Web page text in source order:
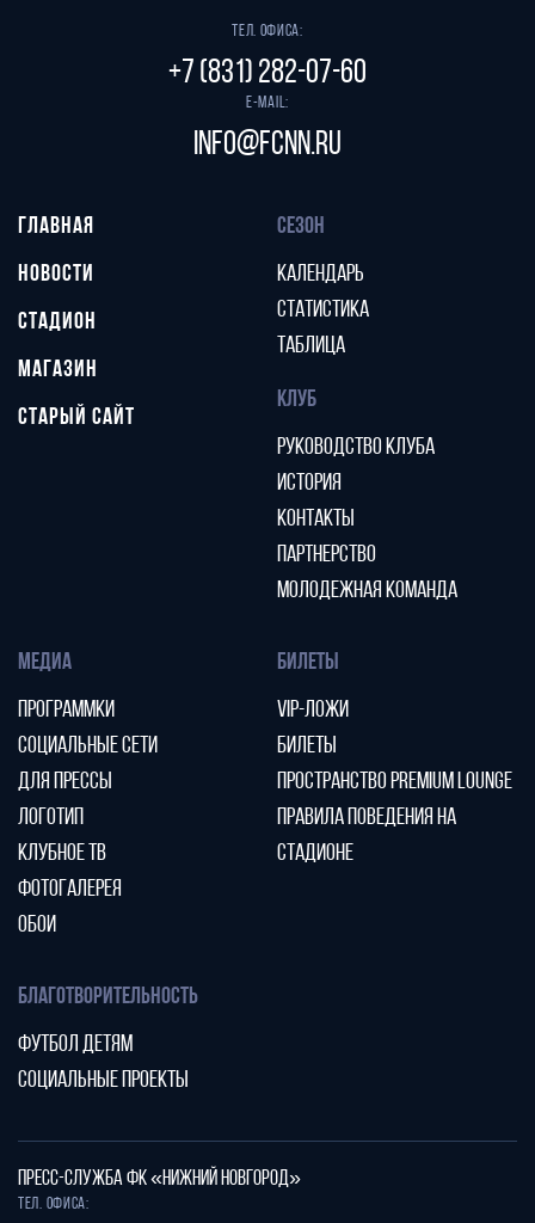
Тел. офиса:
+7 (831) 282-07-60
E-mail:
info@fcnn.ru
ГЛАВНАЯ
НОВОСТИ
СТАДИОН
МАГАЗИН
СТАРЫЙ САЙТ
СЕЗОН
КАЛЕНДАРЬ
СТАТИСТИКА
ТАБЛИЦА
КЛУБ
РУКОВОДСТВО КЛУБА
ИСТОРИЯ
КОНТАКТЫ
ПАРТНЕРСТВО
МОЛОДЕЖНАЯ КОМАНДА
МЕДИА
ПРОГРАММКИ
СОЦИАЛЬНЫЕ СЕТИ
ДЛЯ ПРЕССЫ
ЛОГОТИП
КЛУБНОЕ ТВ
ФОТОГАЛЕРЕЯ
ОБОИ
БИЛЕТЫ
VIP-ЛОЖИ
БИЛЕТЫ
ПРОСТРАНСТВО PREMIUM LOUNGE
ПРАВИЛА ПОВЕДЕНИЯ НА
СТАДИОНЕ
БЛАГОТВОРИТЕЛЬНОСТЬ
ФУТБОЛ ДЕТЯМ
СОЦИАЛЬНЫЕ ПРОЕКТЫ
ПРЕСС-СЛУЖБА ФК «НИЖНИЙ НОВГОРОД»
Тел. офиса: